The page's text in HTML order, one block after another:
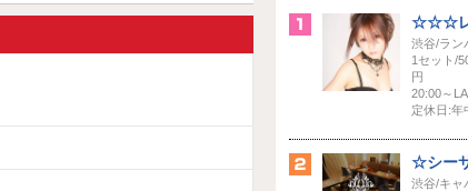
☆☆☆レ
渋谷/ラン
1セット/
円
20:00～
定休日:年
☆シー
渋谷/キャ